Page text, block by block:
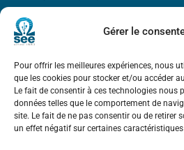
Gérer le
Pour offrir les meilleures expériences, nous
que les cookies pour stocker et/ou accéder
Le fait de consentir à ces technologies nous
données telles que le comportement de
site. Le fait de ne pas consentir ou de retirer
un effet négatif sur certaines
Bicentenaire des
Marie Ampère
Mentions légales
N° de SIREN : 785 393 232, Code
communautaire : FR44 785 393 232